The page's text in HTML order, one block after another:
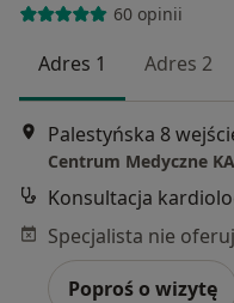
60 opinii
Adres 1 Adres 2
Centrum Medyczne
Konsultacja
Poproś o wizytę